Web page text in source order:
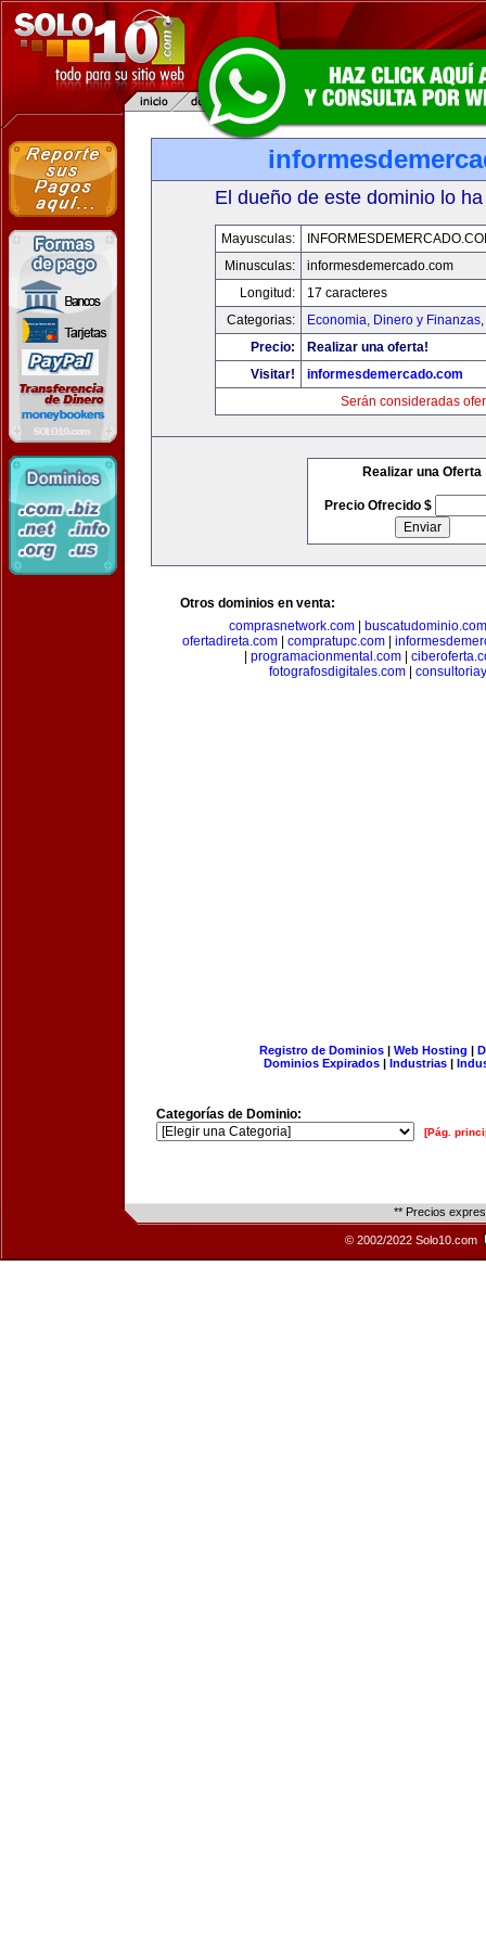
El dueño de este dominio lo
Mayusculas:
Minusculas:
informesdemercado.com
Longitud:
17 caracteres
Categorias:
Economia, Dinero y Finanzas,
Precio:
Realizar una oferta!
Visitar!
informesdemercado.com
Serán consideradas
Realizar una Oferta
Precio Ofrecido $
Otros dominios en venta:
comprasnetwork.com
buscatudominio.com
ofertadireta.com| compratupc.com|
programacionmental.com|
fotografosdigitales.com|
Registro de Dominios| Web Hosting |
Dominios Expirados | Industrias |
Categorías de Dominio:
[Pág.
** Precios
© 2002/2022 Solo10.com